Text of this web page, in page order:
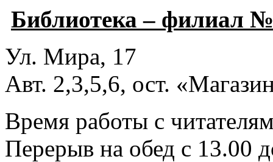
Библиотека – филиал
Ул. Мира, 17
Авт. 2,3,5,6, ост.
Время работы с
Перерыв на обед с 13.00